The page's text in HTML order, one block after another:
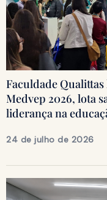
Faculdade
Medvep 2026, lota
liderança na
24 de julho de 2026